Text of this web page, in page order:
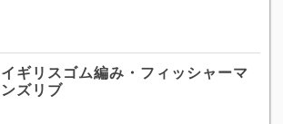
イギリスゴム編み・フィッシャーマ
ンズリブ